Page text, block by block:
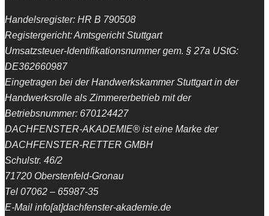
Handelsregister: HR B 790508
Registergericht: Amtsgericht Stuttgart
Umsatzsteuer-Identifikationsnummer gem. § 27a UStG:
DE362660987
Eingetragen bei der Handwerkskammer Stuttgart in der
Handwerksrolle als Zimmererbetrieb mit der
Betriebsnummer: 670124427
DACHFENSTER-AKADEMIE® ist eine Marke der
DACHFENSTER-RETTER GMBH
Schulstr. 46/2
71720 Oberstenfeld-Gronau
Tel 07062 – 65987-35
E-Mail info[at]dachfenster-akademie.de